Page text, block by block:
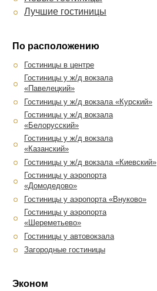
Будапешт
Волынское
Балчуг Кемпински
DoubleTree by Hilton Moscow –
Marina
ИнтерКонтиненталь Москва
Тверская
Шератон Москва
Шереметьево
Лотте Отель Москва
Кортъярд Марриотт Москва
Центр
Ренессанс Москва Монарх
Центр
Mercure Арбат Москва
Hampton by Hilton Moscow
Strogino
Акварель
Лось
Роза ветров
РИЧ
Sleepbox
Электрон
Арс отель на Красных воротах
Дом ученых Подольск
Дом Ученых Химки
ДОСААФ на Походном
проезде
Дом ученых Зеленоград
Кузьминки
Столичная
Старый Город
Golden House
на Таганке
Лучшие гостиницы
По расположению
Гостиницы в центре
Гостиницы у ж/д вокзала
«Павелецкий»
Гостиницы у ж/д вокзала «Курский»
Гостиницы у ж/д вокзала
«Белорусский»
Гостиницы у ж/д вокзала
«Казанский»
Гостиницы у ж/д вокзала «Киевский»
Гостиницы у аэропорта
«Домодедово»
Гостиницы у аэропорта «Внуково»
Гостиницы у аэропорта
«Шереметьево»
Гостиницы у автовокзала
Загородные гостиницы
Эконом